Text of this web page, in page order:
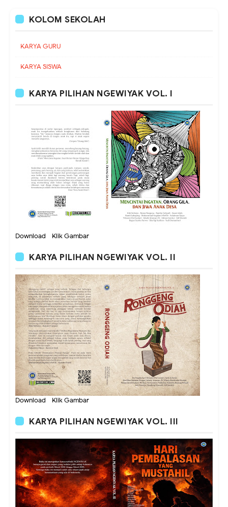
KOLOM SEKOLAH
KARYA GURU
KARYA SISWA
KARYA PILIHAN NGEWIYAK VOL. I
Download - Klik Gambar
KARYA PILIHAN NGEWIYAK VOL. II
Download - Klik Gambar
KARYA PILIHAN NGEWIYAK VOL. III